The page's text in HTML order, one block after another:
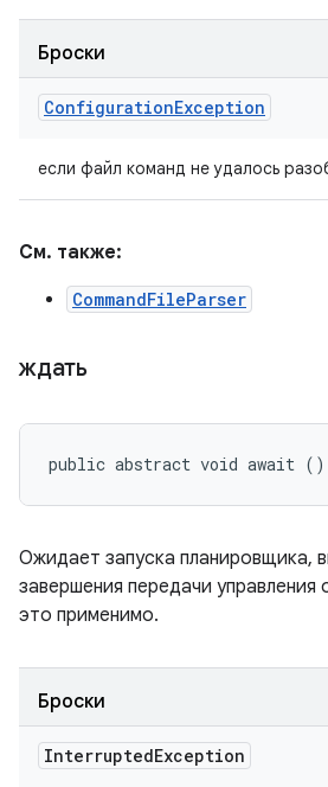
Броски
ConfigurationException
если файл команд не удалось
См. также:
CommandFileParser
ждать
public abstract void await ()
Ожидает запуска планировщика,
завершения передачи управления
это применимо.
Броски
InterruptedException